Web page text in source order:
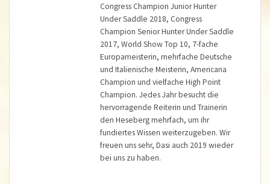
Congress Champion Junior Hunter
Under Saddle 2018, Congress
Champion Senior Hunter Under Saddle
2017, World Show Top 10, 7-fache
Europameisterin, mehrfache Deutsche
und Italienische Meisterin, Americana
Champion und vielfache High Point
Champion. Jedes Jahr besucht die
hervorragende Reiterin und Trainerin
den Heseberg mehrfach, um ihr
fundiertes Wissen weiterzugeben. Wir
freuen uns sehr, Dasi auch 2019 wieder
bei uns zu haben.